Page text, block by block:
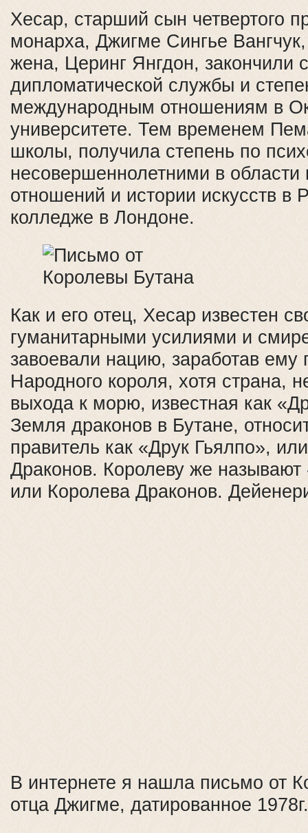
Хесар, старший сын четвертого
монарха, Джигме Сингье Вангчук,
жена, Церинг Янгдон, закончили
дипломатической службы и
международным отношениям в
университете. Тем временем
школы, получила степень по
несовершеннолетними в
отношений и истории искусств в
колледже в Лондоне.
Как и его отец, Хесар известен
гуманитарными усилиями и
завоевали нацию, заработав ему
Народного короля, хотя страна,
выхода к морю, известная как
Земля драконов в Бутане,
правитель как «Друк Гьялпо»,
Драконов. Королеву же называют
или Королева Драконов.
В интернете я нашла письмо от
отца Джигме, датированное